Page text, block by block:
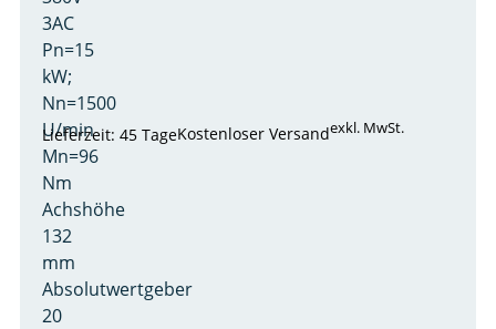
3AC
Pn=15
kW;
Nn=1500
U/min
Mn=96
Nm
Achshöhe
132
mm
Absolutwertgeber
20
Lieferzeit: 45 TageKostenloser Versandexkl. MwSt.